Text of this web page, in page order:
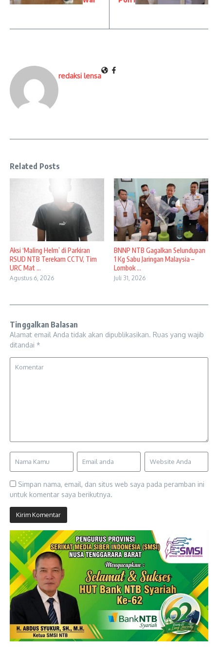
redaksi lensa
Related Posts
Aksi ‘Maling Helm’ di Parkiran
RSUD NTB Terekam CCTV, Tim
URC Mat ...
Agustus 6, 2026
BNNP NTB Gagalkan Selundupan
1 Kg Sabu Jaringan Malaysia –
Lombok ...
Juli 31, 2026
Tinggalkan Balasan
Alamat email Anda tidak akan dipublikasikan. Ruas yang wajib
ditandai *
Simpan nama, email, dan situs web saya pada peramban ini
untuk komentar saya berikutnya.